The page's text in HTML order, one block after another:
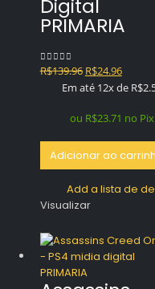
Digital
PRIMARIA
0out of 5
R$139.96 O
preço
era:
R$24.96O
preço
é:
Em até 12x de R$
ou R$23.71 no Pix
Adicionar ao
Add a lista de
Visualizar